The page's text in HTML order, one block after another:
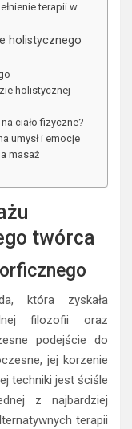
terapii w
holistycznego
holistycznej
ciało fizyczne?
umysł i emocje
masaż
twórca
która zyskała
filozofii oraz
podejście do
jej korzenie
techniki jest ściśle
z najbardziej
terapii